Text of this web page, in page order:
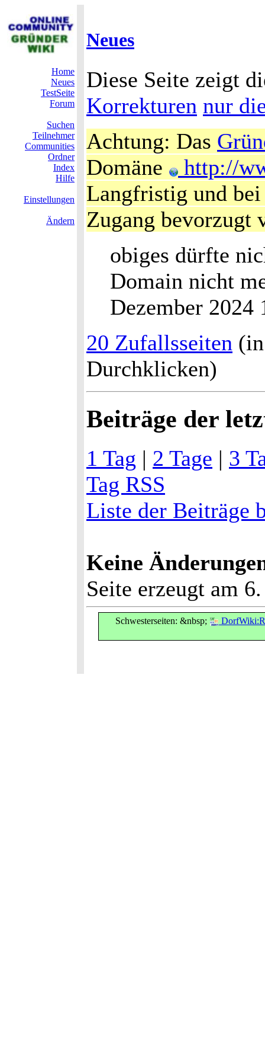
Neues
Home
Neues
TestSeite
Forum
Suchen
Teilnehmer
Communities
Ordner
Index
Hilfe
Einstellungen
Ändern
Diese Seite zeigt
Korrekturen nur
Achtung: Das
Domäne
http://
Langfristig und
Zugang bevorzugt
obiges dürfte
Domain nicht
Dezember 2024
20 Zufallsseiten
Durchklicken)
Beiträge der
1 Tag | 2 Tage | 3
Tag RSS
Liste der Beiträge
Keine
Seite erzeugt am
Schwesterseiten: &nbsp;